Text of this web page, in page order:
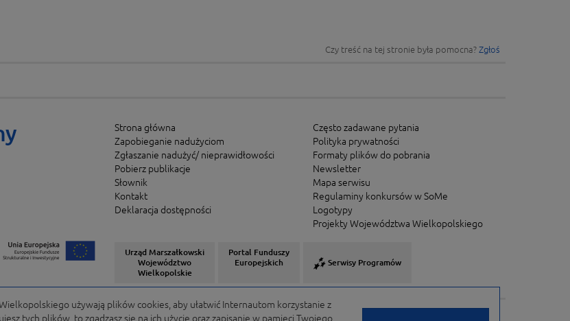
Czy treść na tej stronie była pomocna? Zgłoś
Strona główna
Zapobieganie nadużyciom
Zgłaszanie nadużyć/ nieprawidłowości
Pobierz publikacje
Słownik
Kontakt
Deklaracja dostępności
Często zadawane pytania
Polityka prywatności
Formaty plików do pobrania
Newsletter
Mapa serwisu
Regulaminy konkursów w SoMe
Logotypy
Projekty Województwa Wielkopolskiego
Urząd Marszałkowski
Województwo
Wielkopolskie
Portal Funduszy
Europejskich
Serwisy Programów
używają plików cookies, aby ułatwić Internautom korzystanie z
tych plików, to zgadzasz się na ich użycie oraz zapisanie w pamięci Twojego